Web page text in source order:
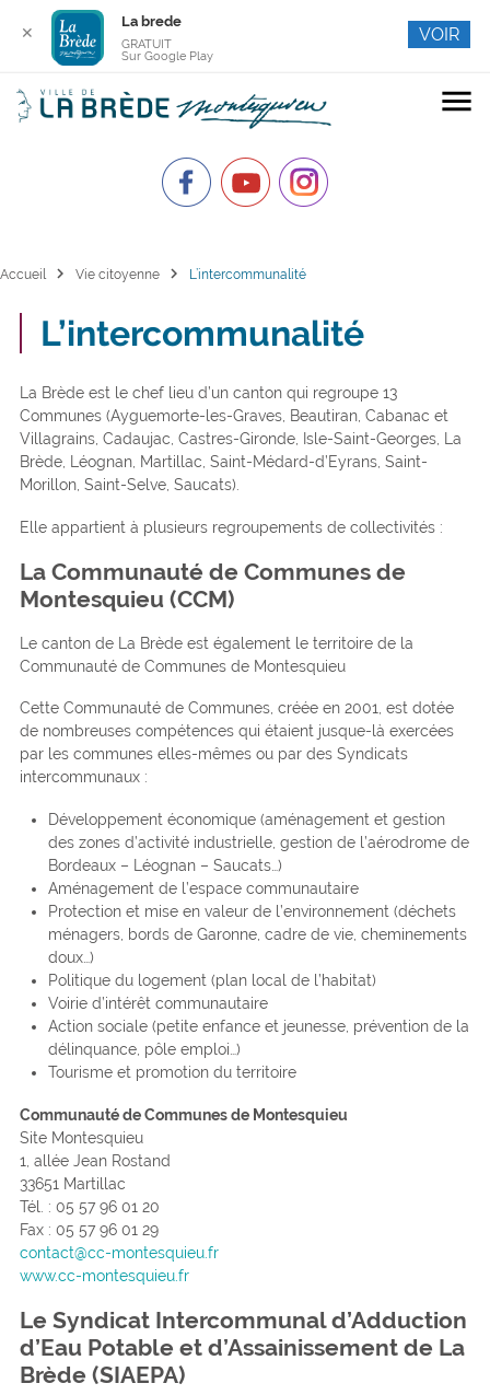
menu
Accueil chevron_right Vie citoyenne chevron_right L’intercommunalité
L’intercommunalité
La Brède est le chef lieu d’un canton qui regroupe 13
Communes (Ayguemorte-les-Graves, Beautiran, Cabanac et
Villagrains, Cadaujac, Castres-Gironde, Isle-Saint-Georges, La
Brède, Léognan, Martillac, Saint-Médard-d’Eyrans, Saint-
Morillon, Saint-Selve, Saucats).
Elle appartient à plusieurs regroupements de collectivités :
La Communauté de Communes de
Montesquieu (CCM)
Le canton de La Brède est également le territoire de la
Communauté de Communes de Montesquieu
Cette Communauté de Communes, créée en 2001, est dotée
de nombreuses compétences qui étaient jusque-là exercées
par les communes elles-mêmes ou par des Syndicats
intercommunaux :
Développement économique (aménagement et gestion
des zones d’activité industrielle, gestion de l’aérodrome de
Bordeaux – Léognan – Saucats…)
Aménagement de l’espace communautaire
Protection et mise en valeur de l’environnement (déchets
ménagers, bords de Garonne, cadre de vie, cheminements
doux…)
Politique du logement (plan local de l’habitat)
Voirie d’intérêt communautaire
Action sociale (petite enfance et jeunesse, prévention de la
délinquance, pôle emploi…)
Tourisme et promotion du territoire
Communauté de Communes de Montesquieu
Site Montesquieu
1, allée Jean Rostand
33651 Martillac
Tél. : 05 57 96 01 20
Fax : 05 57 96 01 29
contact@cc-montesquieu.fr
www.cc-montesquieu.fr
Le Syndicat Intercommunal d’Adduction
d’Eau Potable et d’Assainissement de La
Brède (SIAEPA)
✕
La brede
GRATUIT
Sur Google Play
VOIR